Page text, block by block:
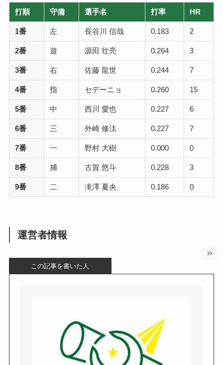
打順 守備 選手名 打率 HR
1番 左 長谷川 信哉 0.183 2
2番 遊 源田 壮亮 0.264 3
3番 右 佐藤 龍世 0.244 7
4番 指 セデーニョ 0.260 15
5番 中 西川 愛也 0.227 6
6番 三 外崎 修汰 0.227 7
7番 一 野村 大樹 0.000 0
8番 捕 古賀 悠斗 0.228 3
9番 二 滝澤 夏央 0.186 0
運営者情報
この記事を書いた人